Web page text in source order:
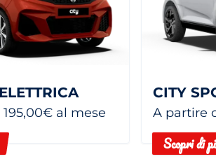
al mese
CITY
A partire
Scopri di